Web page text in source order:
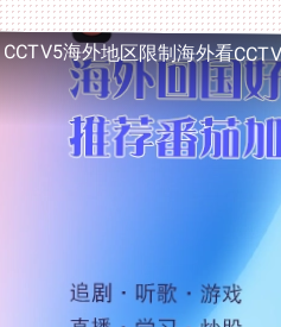
CCTV5海外地区限制海外看